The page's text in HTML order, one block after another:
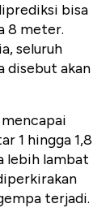
bisa
8 meter.
seluruh
disebut akan
1 hingga 1,8
lebih lambat
terjadi.